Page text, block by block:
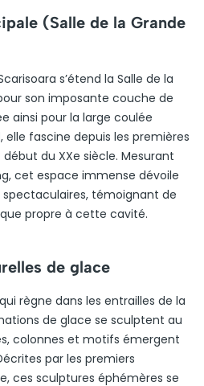
(Salle de la Grande
s’étend la Salle de la
son imposante couche de
ainsi pour la large coulée
elle fascine depuis les premières
du XXe siècle. Mesurant
cet espace immense dévoile
témoignant de
propre à cette cavité.
de glace
règne dans les entrailles de la
de glace se sculptent au
colonnes et motifs émergent
par les premiers
ces sculptures éphémères se